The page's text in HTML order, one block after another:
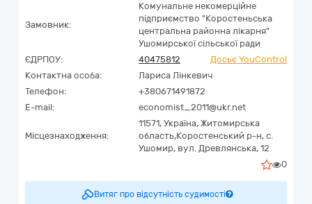
Замовник:
Комунальне некомерційне
підприємство "Коростеньська
центральна районна лікарня"
Ушомирської сільської ради
ЄДРПОУ:
40475812
Досьє YouControl
Контактна особа:
Лариса Лінкевич
Телефон:
+380671491872
E-mail:
economist_2011@ukr.net
Місцезнаходження:
11571, Україна, Житомирська
область,Коростенський р-н, с.
Ушомир, вул. Древлянська, 12
0
Витяг про відсутність судимості